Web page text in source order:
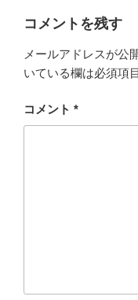
コメントを残す
メールアドレスが公
いている欄は必須項
コメント *